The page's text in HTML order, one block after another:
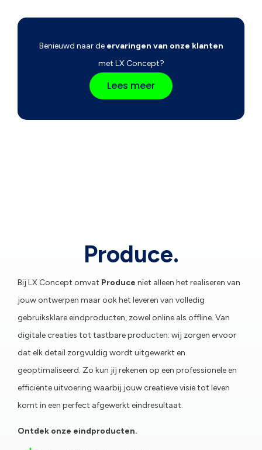
Benieuwd naar de ervaringen van onze klanten
met LX Concept?
Lees meer
Produce.
Bij LX Concept omvat Produce niet alleen het realiseren van
jouw ontwerpen maar ook het leveren van volledig
gebruiksklare eindproducten, zowel online als offline. Van
digitale creaties tot tastbare producten: wij zorgen ervoor
dat elk detail zorgvuldig wordt uitgewerkt en
geoptimaliseerd. Zo kun jij rekenen op een professionele en
efficiënte uitvoering waarbij jouw creatieve visie tot leven
komt in een perfect afgewerkt eindresultaat.
Ontdek onze eindproducten.